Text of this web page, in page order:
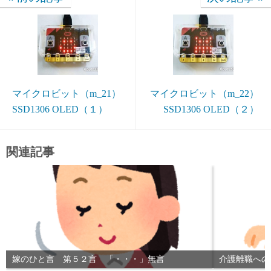
マイクロビット（m_21）
SSD1306 OLED（１）
マイクロビット（m_22）
SSD1306 OLED（２）
関連記事
嫁のひと言 第５２言 「・・・」無言 介護離職へ